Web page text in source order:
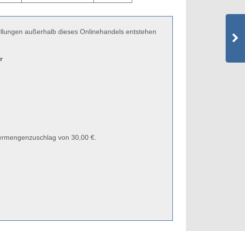
außerhalb dieses Onlinehandels entstehen
von 30,00 €.